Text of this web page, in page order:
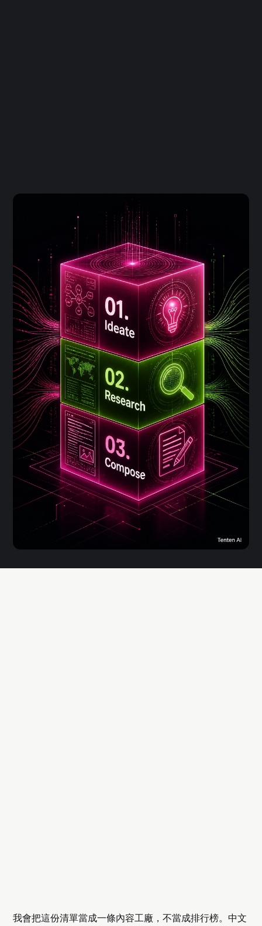
我會把這份清單當成一條內容工廠，不當成排行榜。中文